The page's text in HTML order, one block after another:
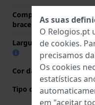
Comprimento do pino
bracelete)
Largura das
Cor da bracelete
Tipo de Fecho
As suas
O Relogios.pt
de cookies.
precisamos
Os cookies
estatísticas
em "aceitar